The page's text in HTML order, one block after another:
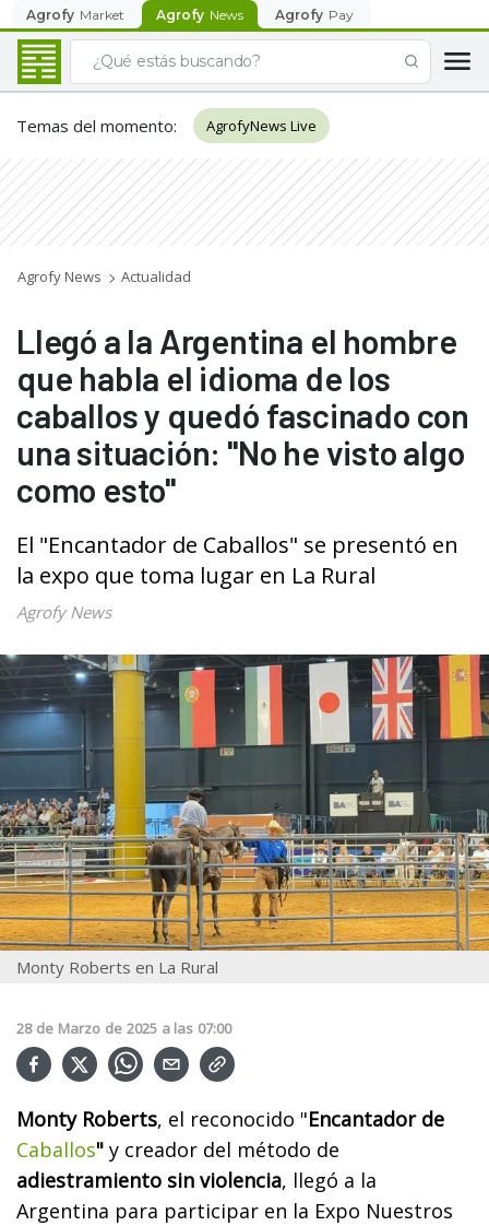
Agrofy Market Agrofy News Agrofy Pay
Temas del momento: AgrofyNews Live
Agrofy News Actualidad
Llegó a la Argentina el hombre
que habla el idioma de los
caballos y quedó fascinado con
una situación: "No he visto algo
como esto"
El "Encantador de Caballos" se presentó en
la expo que toma lugar en La Rural
Agrofy News
Monty Roberts en La Rural
28 de Marzo de 2025 a las 07:00
Monty Roberts, el reconocido "Encantador de
Caballos" y creador del método de
adiestramiento sin violencia, llegó a la
Argentina para participar en la Expo Nuestros